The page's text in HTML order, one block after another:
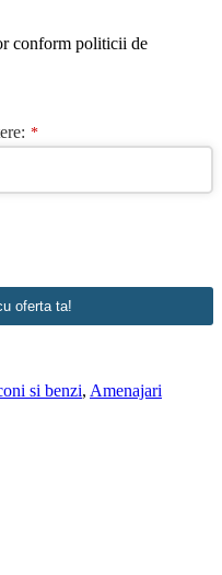
conform politicii de
*
oferta ta!
si benzi, Amenajari